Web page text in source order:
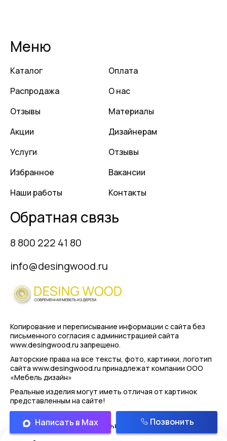
Меню
Каталог
Распродажа
Отзывы
Акции
Услуги
Избранное
Наши работы
Оплата
О нас
Материалы
Дизайнерам
Отзывы
Вакансии
Контакты
Обратная связь
8 800 222 41 80
info@desingwood.ru
Копирование и переписывание информации с сайта без
письменного согласия с администрацией сайта
www.desingwood.ru запрещено.
Авторские права на все тексты, фото, картинки, логотип
сайта www.desingwood.ru принадлежат компании ООО
«Мебель дизайн»
Реальные изделия могут иметь отличая от картинок
представленным на сайте!
Политика конфиденциальности
Написать в Max Позвонить